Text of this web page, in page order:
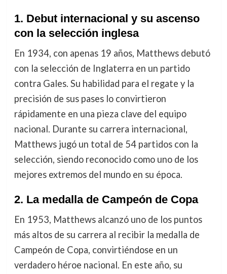
1. Debut internacional y su ascenso
con la selección inglesa
En 1934, con apenas 19 años, Matthews debutó
con la selección de Inglaterra en un partido
contra Gales. Su habilidad para el regate y la
precisión de sus pases lo convirtieron
rápidamente en una pieza clave del equipo
nacional. Durante su carrera internacional,
Matthews jugó un total de 54 partidos con la
selección, siendo reconocido como uno de los
mejores extremos del mundo en su época.
2. La medalla de Campeón de Copa
En 1953, Matthews alcanzó uno de los puntos
más altos de su carrera al recibir la medalla de
Campeón de Copa, convirtiéndose en un
verdadero héroe nacional. En este año, su